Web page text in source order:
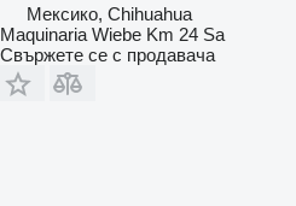
Мексико, Chihuahua
Maquinaria Wiebe Km 24 Sa
Свържете се с продавача